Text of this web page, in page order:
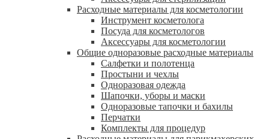
Расходные материалы для косметологии
Инструмент косметолога
Посуда для косметологов
Аксессуары для косметологии
Общие одноразовые расходные материалы
Салфетки и полотенца
Простыни и чехлы
Одноразовая одежда
Шапочки, уборы и маски
Одноразовые тапочки и бахилы
Перчатки
Комплекты для процедур